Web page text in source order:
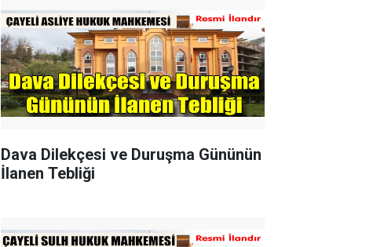
Dava Dilekçesi ve Duruşma Gününün
İlanen Tebliği